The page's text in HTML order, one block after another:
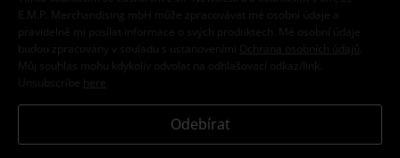
E.M.P. Merchandising mbH může zpracovávat mé osobní údaje a
pravidelně mi posílat informace o svých produktech. Mé osobní údaje
budou zpracovány v souladu s ustanoveními
Ochrana osobních údajů
Můj souhlas mohu kdykoliv odvolat na odhlašovací odkaz/link.
Unsubscribe here
Odebírat